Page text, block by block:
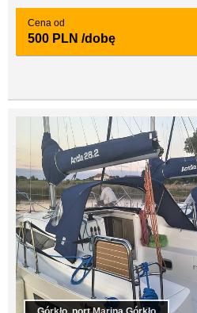
Cena od
500 PLN /dobę